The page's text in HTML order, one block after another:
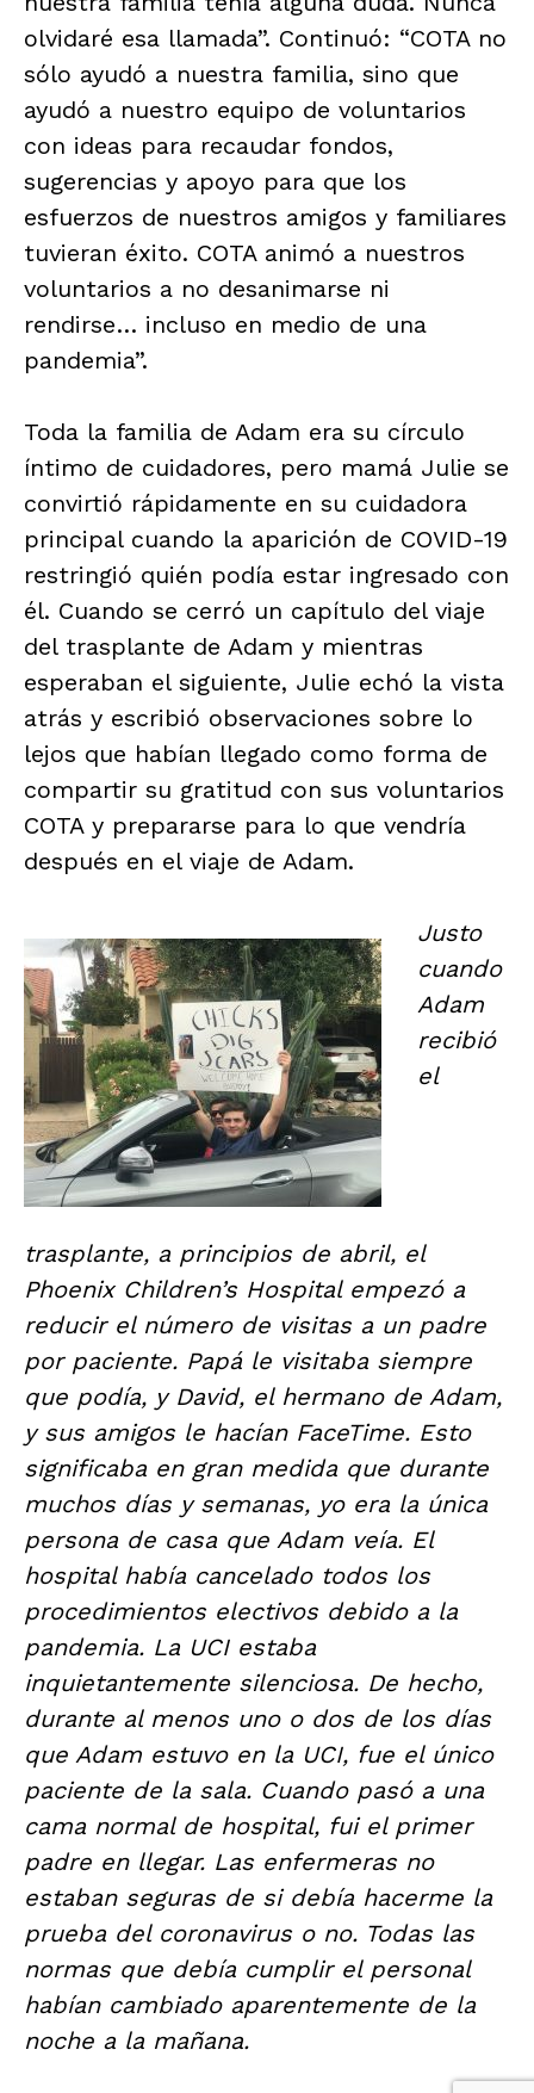
olvidaré esa llamada”. Continuó: “COTA no
sólo ayudó a nuestra familia, sino que
ayudó a nuestro equipo de voluntarios
con ideas para recaudar fondos,
sugerencias y apoyo para que los
esfuerzos de nuestros amigos y familiares
tuvieran éxito. COTA animó a nuestros
voluntarios a no desanimarse ni
rendirse… incluso en medio de una
pandemia”.
Toda la familia de Adam era su círculo
íntimo de cuidadores, pero mamá Julie se
convirtió rápidamente en su cuidadora
principal cuando la aparición de COVID-19
restringió quién podía estar ingresado con
él. Cuando se cerró un capítulo del viaje
del trasplante de Adam y mientras
esperaban el siguiente, Julie echó la vista
atrás y escribió observaciones sobre lo
lejos que habían llegado como forma de
compartir su gratitud con sus voluntarios
COTA y prepararse para lo que vendría
después en el viaje de Adam.
Justo
cuando
Adam
recibió
el
trasplante, a principios de abril, el
Phoenix Children’s Hospital empezó a
reducir el número de visitas a un padre
por paciente. Papá le visitaba siempre
que podía, y David, el hermano de Adam,
y sus amigos le hacían FaceTime. Esto
significaba en gran medida que durante
muchos días y semanas, yo era la única
persona de casa que Adam veía. El
hospital había cancelado todos los
procedimientos electivos debido a la
pandemia. La UCI estaba
inquietantemente silenciosa. De hecho,
durante al menos uno o dos de los días
que Adam estuvo en la UCI, fue el único
paciente de la sala. Cuando pasó a una
cama normal de hospital, fui el primer
padre en llegar. Las enfermeras no
estaban seguras de si debía hacerme la
prueba del coronavirus o no. Todas las
normas que debía cumplir el personal
habían cambiado aparentemente de la
noche a la mañana.